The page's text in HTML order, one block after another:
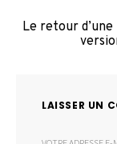
Le retour
LAISSER UN